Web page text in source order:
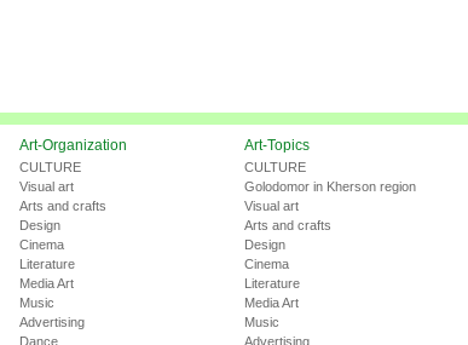
Art-Organization
CULTURE
Visual art
Arts and crafts
Design
Cinema
Literature
Media Art
Music
Advertising
Dance
Art-Topics
CULTURE
Golodomor in Kherson region
Visual art
Arts and crafts
Design
Cinema
Literature
Media Art
Music
Advertising